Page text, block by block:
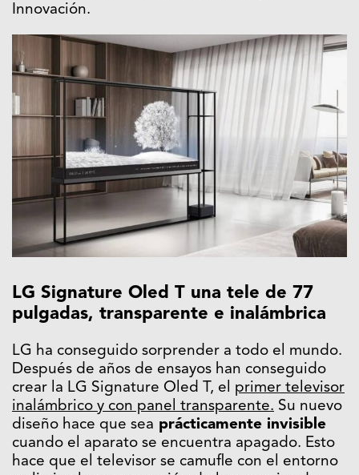
Innovación.
LG Signature Oled T una tele de 77
pulgadas, transparente e inalámbrica
LG ha conseguido sorprender a todo el mundo.
Después de años de ensayos han conseguido
crear la LG Signature Oled T, el primer televisor
inalámbrico y con panel transparente. Su nuevo
diseño hace que sea prácticamente invisible
cuando el aparato se encuentra apagado. Esto
hace que el televisor se camufle con el entorno